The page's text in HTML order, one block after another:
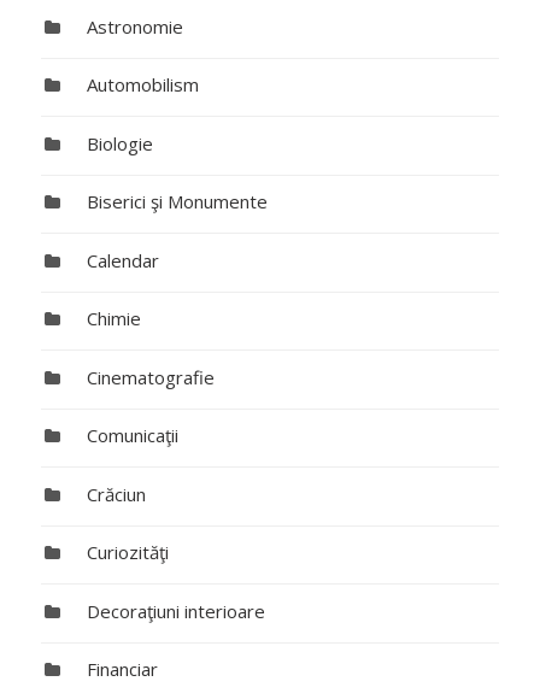
Astronomie
Automobilism
Biologie
Biserici şi Monumente
Calendar
Chimie
Cinematografie
Comunicaţii
Crăciun
Curiozităţi
Decoraţiuni interioare
Financiar